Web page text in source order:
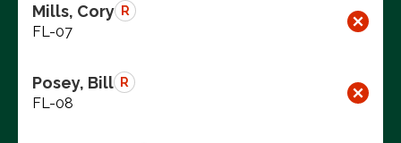
Mills, Cory R
FL-07
Posey, Bill R
FL-08